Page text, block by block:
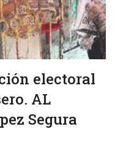
electoral
AL
Segura